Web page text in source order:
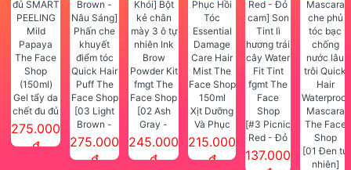
Gel tẩy da
chết đu đủ
SMART
PEELING
275.000
đ
[03 Light
Brown -
Nâu Sáng]
Phấn che
275.000
đ
[02 Ash
Gray -
Khói] Bột
kẻ chân
245.000
đ
Xịt Dưỡng
Và Phục
Hồi Tóc
Essential
215.000
đ
[#3 Picnic
Red - Đỏ
cam] Son
137.000
[01 Đen tự
nhiên]